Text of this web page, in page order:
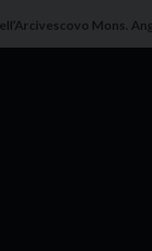
Mons.